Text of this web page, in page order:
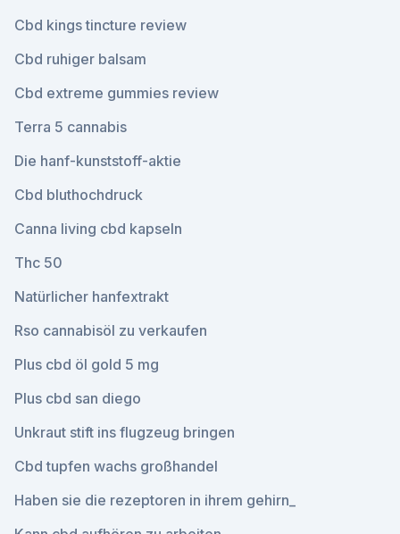
Cbd kings tincture review
Cbd ruhiger balsam
Cbd extreme gummies review
Terra 5 cannabis
Die hanf-kunststoff-aktie
Cbd bluthochdruck
Canna living cbd kapseln
Thc 50
Natürlicher hanfextrakt
Rso cannabisöl zu verkaufen
Plus cbd öl gold 5 mg
Plus cbd san diego
Unkraut stift ins flugzeug bringen
Cbd tupfen wachs großhandel
Haben sie die rezeptoren in ihrem gehirn_